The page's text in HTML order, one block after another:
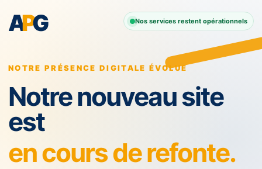
APG Nos services restent opérationnels
NOTRE PRÉSENCE DIGITALE ÉVOLUE
Notre nouveau site
est
en cours de refonte.